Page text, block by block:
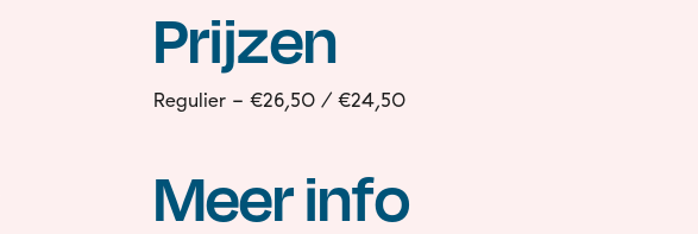
Prijzen
Regulier - €26,50 / €24,50
Meer info